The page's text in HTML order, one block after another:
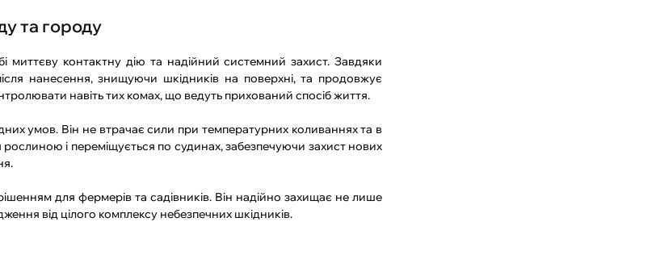
та городу
контактну дію та надійний системний захист. Завдяки
нанесення, знищуючи шкідників на поверхні, та продовжує
навіть тих комах, що ведуть прихований спосіб життя.
умов. Він не втрачає сили при температурних коливаннях та в
і переміщується по судинах, забезпечуючи захист нових
для фермерів та садівників. Він надійно захищає не лише
від цілого комплексу небезпечних шкідників.